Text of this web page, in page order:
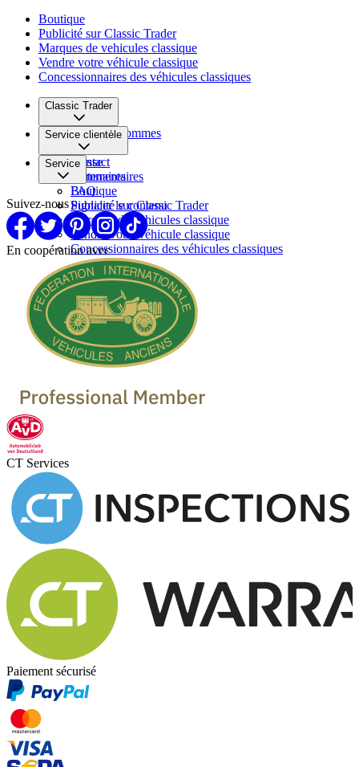
Boutique
Publicité sur Classic Trader
Marques de vehicules classique
Vendre votre véhicule classique
Concessionnaires des véhicules classiques
Classic Trader
Qui nous sommes
Carrière
Presse
Partenaires
Service clientèle
Contact
Commentaires
FAQ
Signaler le contenu
Service
Boutique
Publicité sur Classic Trader
Marques de vehicules classique
Vendre votre véhicule classique
Concessionnaires des véhicules classiques
Suivez-nous
En coopération avec
CT Services
Paiement sécurisé